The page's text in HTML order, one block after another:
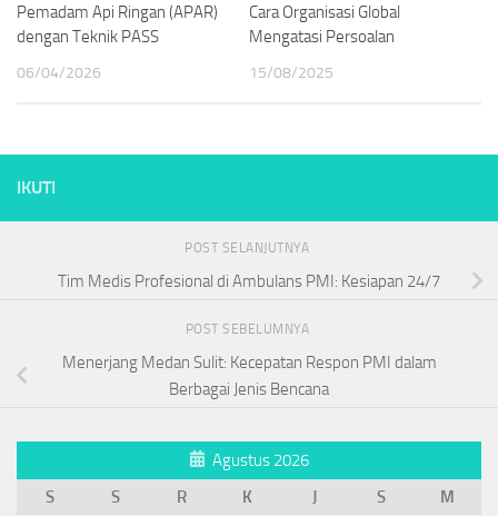
Pemadam Api Ringan (APAR)
dengan Teknik PASS
06/04/2026
Cara Organisasi Global
Mengatasi Persoalan
15/08/2025
IKUTI
POST SELANJUTNYA
Tim Medis Profesional di Ambulans PMI: Kesiapan 24/7
POST SEBELUMNYA
Menerjang Medan Sulit: Kecepatan Respon PMI dalam
Berbagai Jenis Bencana
Agustus 2026
S
S R K J S
M